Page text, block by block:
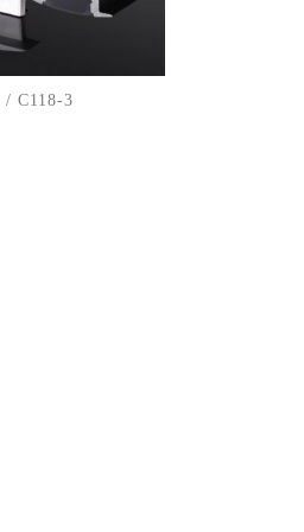
/ C118-3